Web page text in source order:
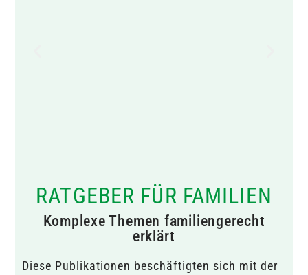
RATGEBER FÜR FAMILIEN
Komplexe Themen familiengerecht
erklärt
Diese Publikationen beschäftigten sich mit der